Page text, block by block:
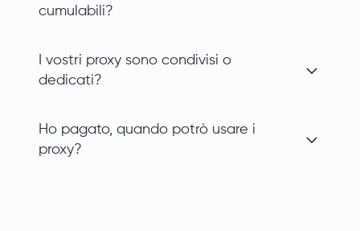
cumulabili?
I vostri proxy sono condivisi o
dedicati?
Ho pagato, quando potrò usare i
proxy?